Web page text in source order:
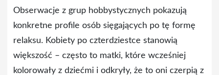
Obserwacje z grup hobbystycznych pokazują
konkretne profile osób sięgających po tę formę
relaksu. Kobiety po czterdziestce stanowią
większość – często to matki, które wcześniej
kolorowały z dziećmi i odkryły, że to oni czerpią z